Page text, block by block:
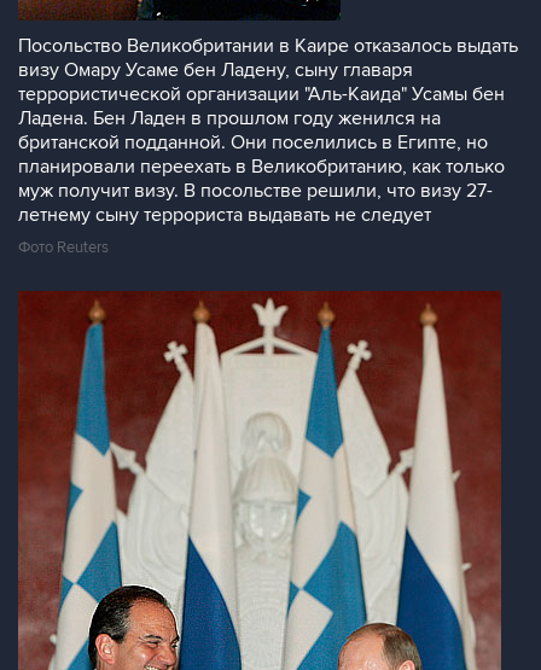
Посольство Великобритании в Каире отказалось выдать
визу Омару Усаме бен Ладену, сыну главаря
террористической организации "Аль-Каида" Усамы бен
Ладена. Бен Ладен в прошлом году женился на
британской подданной. Они поселились в Египте, но
планировали переехать в Великобританию, как только
муж получит визу. В посольстве решили, что визу 27-
летнему сыну террориста выдавать не следует
Фото Reuters